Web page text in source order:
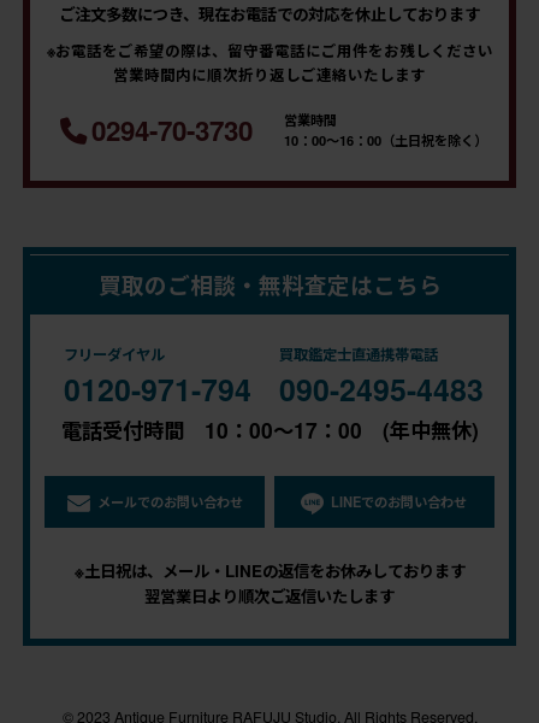
ご注文多数につき、現在お電話での対応を休止しております
※お電話をご希望の際は、留守番電話にご用件をお残しください
営業時間内に順次折り返しご連絡いたします
0294-70-3730
営業時間
10：00～16：00（土日祝を除く）
買取のご相談・無料査定はこちら
フリーダイヤル
0120-971-794
買取鑑定士直通携帯電話
090-2495-4483
電話受付時間 10：00～17：00 (年中無休)
メールでのお問い合わせ LINEでのお問い合わせ
※土日祝は、メール・LINEの返信をお休みしております
翌営業日より順次ご返信いたします
© 2023 Antique Furniture RAFUJU Studio. All Rights Reserved.